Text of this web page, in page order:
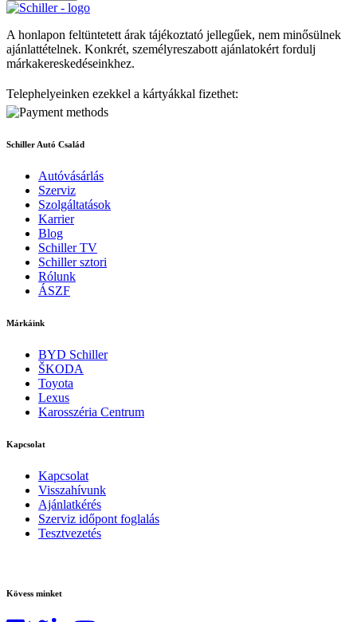
A honlapon feltüntetett árak tájékoztató jellegűek, nem minősülnek
ajánlattételnek. Konkrét, személyreszabott ajánlatokért fordulj
márkakereskedéseinkhez.
Telephelyeinken ezekkel a kártyákkal fizethet:
Schiller Autó Család
Autóvásárlás
Szerviz
Szolgáltatások
Karrier
Blog
Schiller TV
Schiller sztori
Rólunk
ÁSZF
Márkáink
BYD Schiller
ŠKODA
Toyota
Lexus
Karosszéria Centrum
Kapcsolat
Kapcsolat
Visszahívunk
Ajánlatkérés
Szerviz időpont foglalás
Tesztvezetés
Kövess minket